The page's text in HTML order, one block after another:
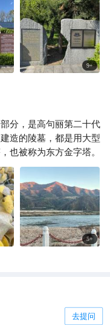
9+
分，是高句丽第二十代
造的陵墓，都是用大型
也被称为东方金字塔。
5+
去提问